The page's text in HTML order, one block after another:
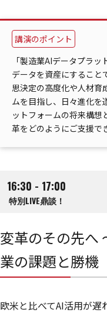
講演のポイント
「製造業AIデータプラ
データを資産にすること
思決定の高度化や人材育
ムを目指し、日々進化を
ットフォームの将来構想
革をどのようにご支援で
16:30 - 17:00
特別LIVE鼎談！
変革のその先へ
業の課題と勝機
欧米と比べてAI活用が遅